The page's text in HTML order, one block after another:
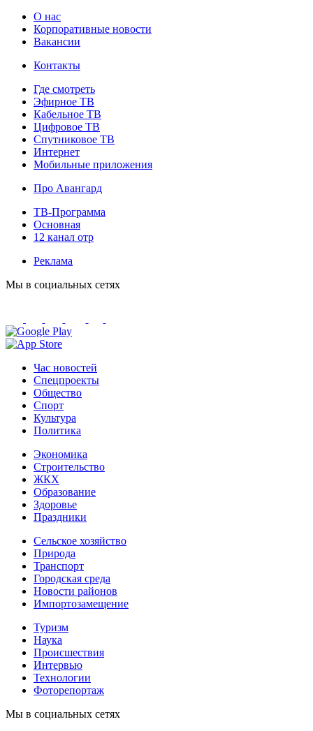
О нас
Корпоративные новости
Вакансии
Контакты
Где смотреть
Эфирное ТВ
Кабельное ТВ
Цифровое ТВ
Спутниковое ТВ
Интернет
Мобильные приложения
Про Авангард
ТВ-Программа
Основная
12 канал отр
Реклама
Мы в социальных сетях
Час новостей
Спецпроекты
Общество
Спорт
Культура
Политика
Экономика
Строительство
ЖКХ
Образование
Здоровье
Праздники
Сельское хозяйство
Природа
Транспорт
Городская среда
Новости районов
Импортозамещение
Туризм
Наука
Происшествия
Интервью
Технологии
Фоторепортаж
Мы в социальных сетях